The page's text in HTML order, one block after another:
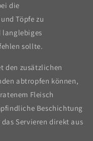
die
Töpfe zu
langlebiges
sollte.
den zusätzlichen
abtropfen können,
Fleisch
Beschichtung
Servieren direkt aus